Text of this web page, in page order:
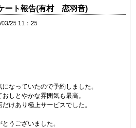
ート報告(有村 恋羽音)
03/25 11：25
になっていたので予約しました。
しとやかな雰囲気も最高。
けあり極上サービスでした。
うございました。